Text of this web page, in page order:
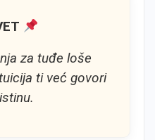
za tuđe loše
ti već govori